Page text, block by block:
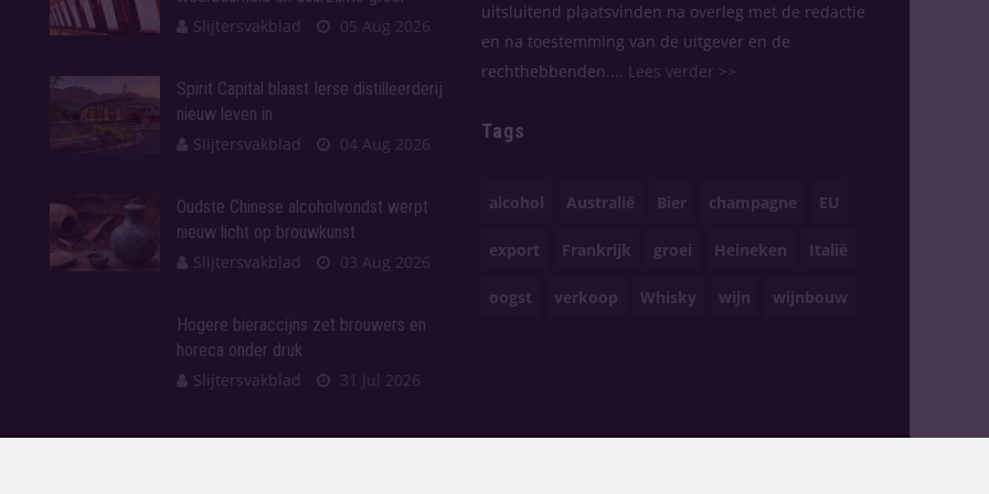
Slijtersvakblad
05 Aug 2026
Spirit Capital blaast Ierse distilleerderij
nieuw leven in
Slijtersvakblad
04 Aug 2026
Oudste Chinese alcoholvondst werpt
nieuw licht op brouwkunst
Slijtersvakblad
03 Aug 2026
Hogere bieraccijns zet brouwers en
horeca onder druk
Slijtersvakblad
31 Jul 2026
uitsluitend plaatsvinden na overleg met de redactie
en na toestemming van de uitgever en de
rechthebbenden.... Lees verder >>
Tags
alcohol Australië Bier champagne EU
export Frankrijk groei Heineken Italië
oogst verkoop Whisky wijn wijnbouw